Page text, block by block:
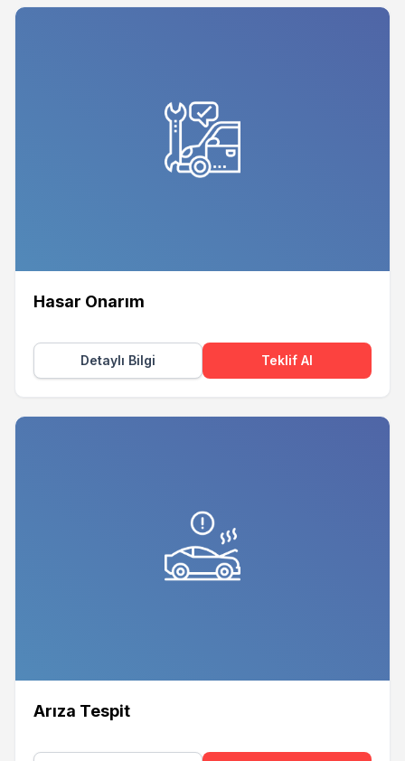
Hasar Onarım
Detaylı Bilgi Teklif Al
Arıza Tespit